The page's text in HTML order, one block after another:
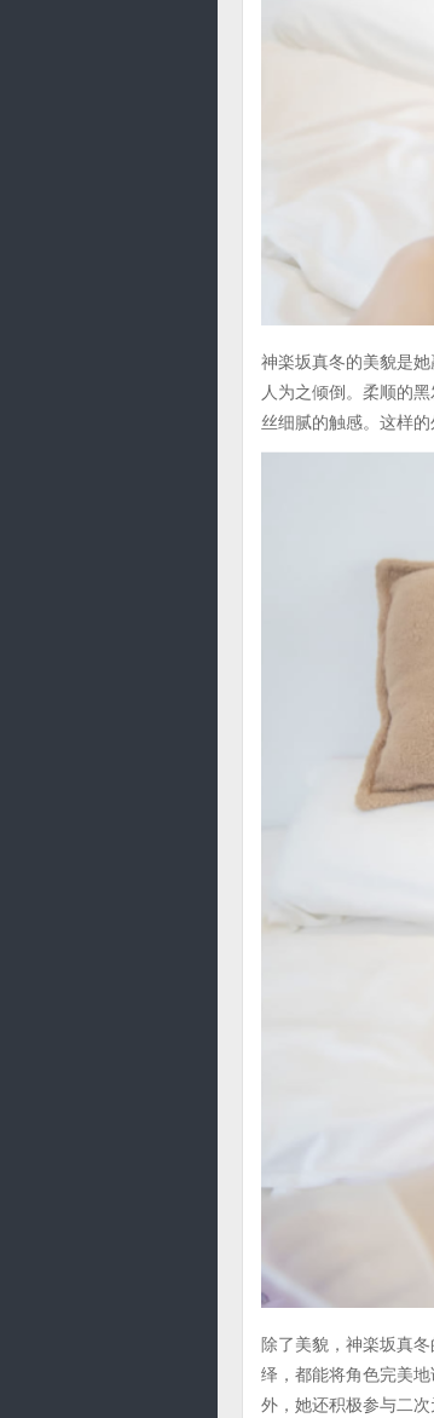
神楽坂真冬的美貌是
人为之倾倒。柔顺的
丝细腻的触感。这样
除了美貌，神楽坂真
绎，都能将角色完美
外，她还积极参与二次